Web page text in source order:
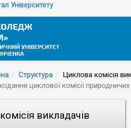
Університету
Структура Циклова комісія
циклової комісії
викладачів